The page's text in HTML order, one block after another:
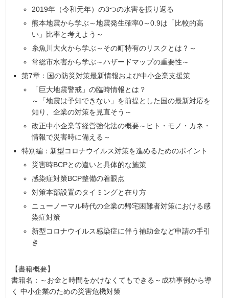
2019年（令和元年）の3つの水害を振り返る
熊本地震から学ぶ～地震発生確率0～0.9は「比較的高
い」比率と考えよう～
糸魚川大火から学ぶ～その町特有のリスクとは？～
常総市水害から学ぶ～ハザードマップの重要性～
第7章：国の防災対策最新情報および中小企業支援策
「巨大地震警戒」の臨時情報とは？
～「地震は予知できない」を前提とした国の最新対応を
知り、企業の対策を見直そう～
改正中小企業等経営強化法の概要～ヒト・モノ・カネ・
情報で災害時に備える～
特別編：新型コロナウイルス対策を進めるためのポイント
災害時BCPとの違いと具体的な施策
感染症対策BCP整備の着眼点
対策本部設置のタイミングと在り方
ニューノーマル時代の企業の帰宅困難者対策における感
染症対策
新型コロナウイルス感染症に伴う補助金など申請の手引
き
【書籍概要】
書籍名：～お金と時間をかけなくてもできる～成功事例から導
く 中小企業のための災害危機対策